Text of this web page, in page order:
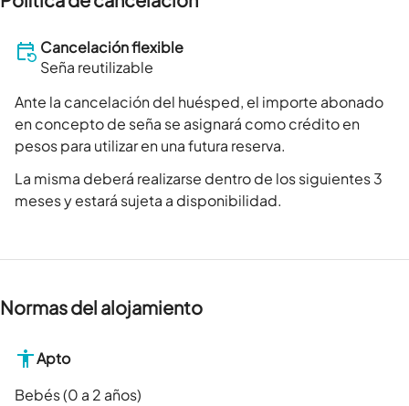
Cancelación flexible
Seña reutilizable
Ante la cancelación del huésped, el importe abonado
en concepto de seña se asignará como crédito en
pesos para utilizar en una futura reserva.
La misma deberá realizarse dentro de los siguientes 3
meses y estará sujeta a disponibilidad.
Normas del alojamiento
Apto
Bebés (0 a 2 años)